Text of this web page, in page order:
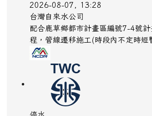
2026-08-07, 13:28
台灣自來水公司
配合鹿草鄉都市計畫區編號7-4號計
程，管線遷移施工(時段內不定時短